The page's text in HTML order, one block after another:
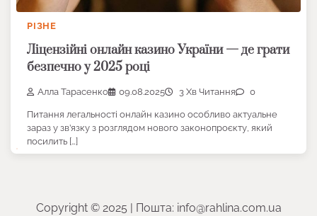
РІЗНЕ
Ліцензійні онлайн казино України — де грати
безпечно у 2025 році
Алла Тарасенко 09.08.2025 3 Хв Читання 0
Питання легальності онлайн казино особливо актуальне
зараз у зв’язку з розглядом нового законопроєкту, який
посилить […]
Copyright © 2025 | Пошта: info@rahlina.com.ua